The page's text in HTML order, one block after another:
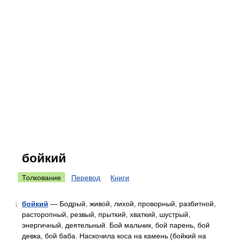
бойкий
Толкование Перевод Книги
1 бойкий — Бодрый, живой, лихой, проворный, разбитной,
расторопный, резвый, прыткий, хваткий, шустрый,
энергичный, деятельный. Бой мальчик, бой парень, бой
девка, бой баба. Наскочила коса на камень (бойкий на